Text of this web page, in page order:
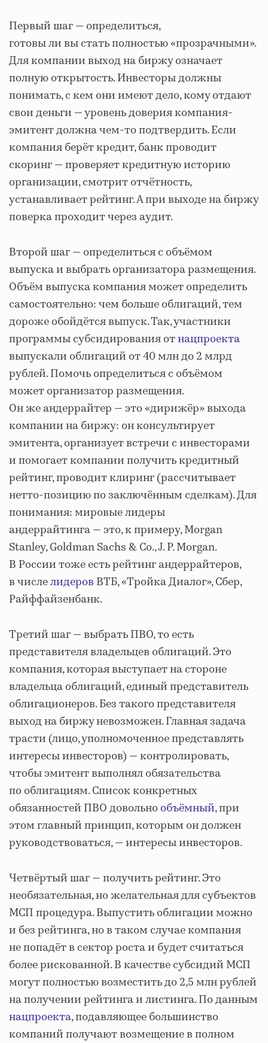
Первый шаг — определиться,
готовы ли вы стать полностью «прозрачными».
Для компании выход на биржу означает
полную открытость. Инвесторы должны
понимать, с кем они имеют дело, кому отдают
свои деньги — уровень доверия компания-
эмитент должна чем-то подтвердить. Если
компания берёт кредит, банк проводит
скоринг — проверяет кредитную историю
организации, смотрит отчётность,
устанавливает рейтинг. А при выходе на биржу
поверка проходит через аудит.
Второй шаг — определиться с объёмом
выпуска и выбрать организатора размещения.
Объём выпуска компания может определить
самостоятельно: чем больше облигаций, тем
дороже обойдётся выпуск. Так, участники
программы субсидирования отнацпроекта
выпускали облигаций от 40 млн до 2 млрд
рублей. Помочь определиться с объёмом
может организатор размещения.
Он же андеррайтер — это «дирижёр» выхода
компании на биржу: он консультирует
эмитента, организует встречи с инвесторами
и помогает компании получить кредитный
рейтинг, проводит клиринг (рассчитывает
нетто-позицию по заключённым сделкам). Для
понимания: мировые лидеры
андеррайтинга — это, к примеру, Morgan
Stanley, Goldman Sachs & Co., J. P. Morgan.
В России тоже есть рейтинг андеррайтеров,
в числелидеров ВТБ, «Тройка Диалог», Сбер,
Райффайзенбанк.
Третий шаг — выбрать ПВО, то есть
представителя владельцев облигаций. Это
компания, которая выступает на стороне
владельца облигаций, единый представитель
облигационеров. Без такого представителя
выход на биржу невозможен. Главная задача
трасти (лицо, уполномоченное представлять
интересы инвесторов) — контролировать,
чтобы эмитент выполнял обязательства
по облигациям. Список конкретных
обязанностей ПВО довольнообъёмный, при
этом главный принцип, которым он должен
руководствоваться, — интересы инвесторов.
Четвёртый шаг — получить рейтинг. Это
необязательная, но желательная для субъектов
МСП процедура. Выпустить облигации можно
и без рейтинга, но в таком случае компания
не попадёт в сектор роста и будет считаться
более рискованной. В качестве субсидий МСП
могут полностью возместить до 2,5 млн рублей
на получении рейтинга и листинга. По данным
нацпроекта, подавляющее большинство
компаний получают возмещение в полном